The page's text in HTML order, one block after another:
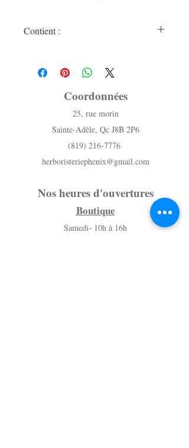
Contient :
achillée millefeuille, chardon-Marie,
marrube, hibiscus et betterave.
Coordonnées
25, rue morin
Sainte-Adèle, Qc J8B 2P6
(819) 216-7776
herboristeriephenix@gmail.com
Nos heures d'ouvertures
Boutique
Samedi- 10h à 16h